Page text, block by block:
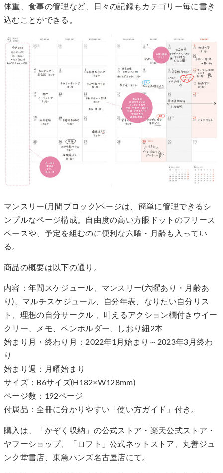
体重、食事の管理など、日々の記録もカテゴリー毎に書き
込むことができる。
マンスリー(月間ブロック)ページは、簡単に管理できるシ
ンプルなページ構成。自由度の高い方眼ドットのフリース
ペースや、予定を組むのに便利な六曜・月齢も入ってい
る。
商品の概要は以下の通り。
内容：年間スケジュール、マンスリー(六曜あり・月齢あ
り)、マルチスケジュール、自分年表、なりたい自分リス
ト、理想の自分サークル 、叶えるアクション欄付きウイー
クリー、メモ、ペンホルダー、しおり紐2本
始まり月・終わり月：2022年1月始まり～2023年3月終わ
り
始まり週：月曜始まり
サイズ：B6サイズ(H182×W128mm)
ページ数：192ページ
付属品：全冊に分かりやすい「使い方ガイド」付き。
購入は、「かぞく収納」の公式ストア・楽天公式ストア・
ヤフーショップ、「ロフト」公式ネットストア、丸善ジュ
ンク堂書店、東急ハンズ名古屋店にて。